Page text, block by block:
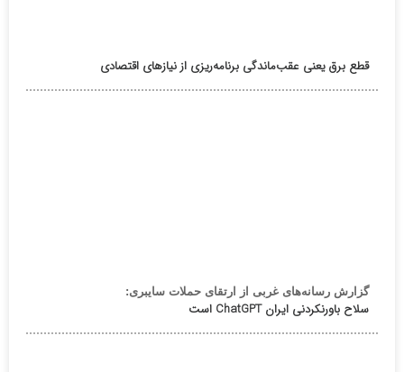
قطع برق یعنی عقب‌ماندگی برنامه‌ریزی از نیازهای اقتصادی
گزارش رسانه‌های غربی از ارتقای حملات سایبری:
سلاح باورنکردنی ایران ChatGPT است